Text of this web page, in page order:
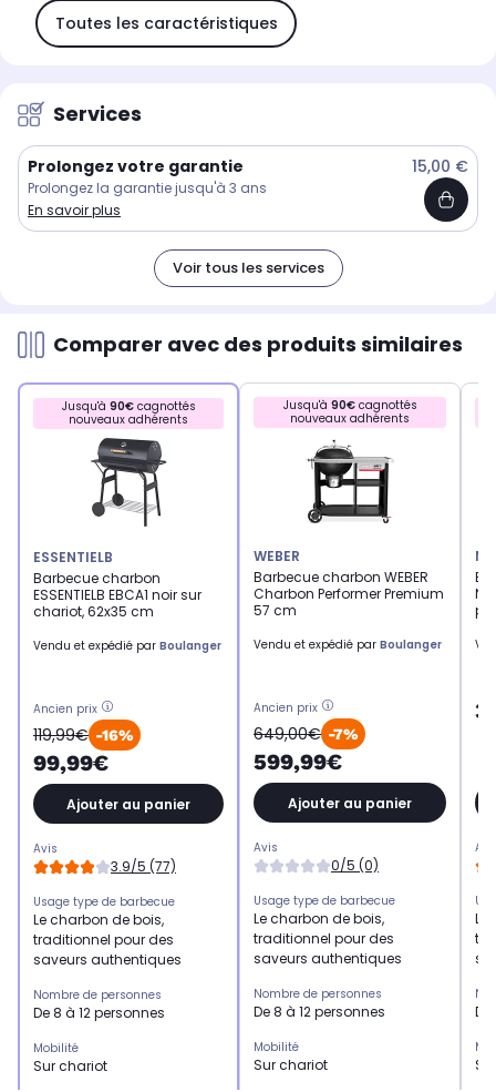
Toutes les caractéristiques
Services
Prolongez votre garantie 15,00 €
Prolongez la garantie jusqu'à 3 ans
En savoir plus
Voir tous les services
Comparer avec des produits similaires
Jusqu'à 90€cagnottés
nouveaux adhérents
ESSENTIELB
Barbecue charbon
ESSENTIELB EBCA1 noir sur
chariot, 62x35 cm
Vendu et expédié par Boulanger
Ancien prix
119,99€ -16%
99,99€
Ajouter au panier
Avis
3.9/5 (77)
Usage type de barbecue
Le charbon de bois,
traditionnel pour des
saveurs authentiques
Nombre de personnes
De 8 à 12 personnes
Mobilité
Sur chariot
Jusqu'à 90€cagnottés
nouveaux adhérents
WEBER
Barbecue charbon WEBER
Charbon Performer Premium
57 cm
Vendu et expédié par Boulanger
Ancien prix
649,00€ -7%
599,99€
Ajouter au panier
Avis
0/5 (0)
Usage type de barbecue
Le charbon de bois,
traditionnel pour des
saveurs authentiques
Nombre de personnes
De 8 à 12 personnes
Mobilité
Sur chariot
Le
De